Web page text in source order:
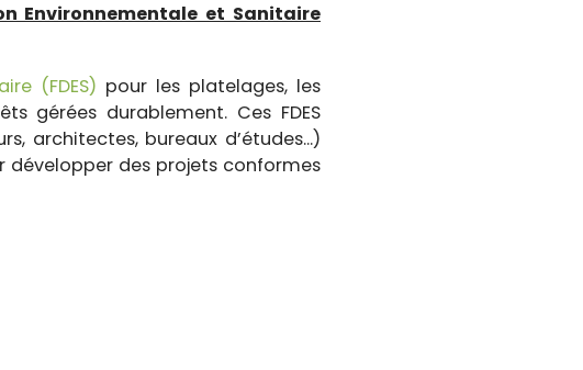
Environnementale et Sanitaire
(FDES) pour les platelages, les
gérées durablement. Ces FDES
architectes, bureaux d’études...)
développer des projets conformes